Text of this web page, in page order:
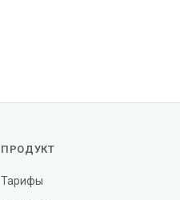
ПРОДУКТ
Тарифы